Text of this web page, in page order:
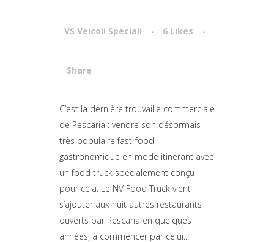
VS Veicoli Speciali 6 Likes
Share
Attiva comando
C’est la dernière trouvaille commerciale
de Pescaria : vendre son désormais
très populaire fast-food
gastronomique en mode itinérant avec
un food truck spécialement conçu
pour cela. Le NV Food Truck vient
s’ajouter aux huit autres restaurants
ouverts par Pescaria en quelques
années, à commencer par celui...